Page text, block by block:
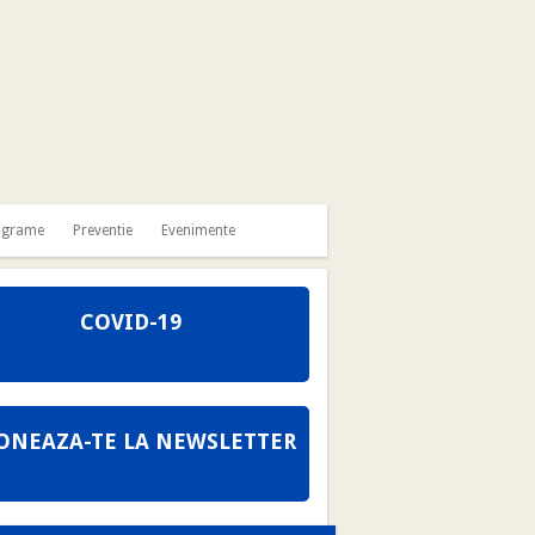
Preventie Evenimente
COVID-19
TE LA NEWSLETTER